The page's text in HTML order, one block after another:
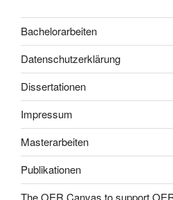
Bachelorarbeiten
Datenschutzerklärung
Dissertationen
Impressum
Masterarbeiten
Publikationen
The OER Canvas to support